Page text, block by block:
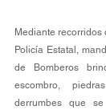
Mediante
Policía Estatal,
de Bomberos
escombro,
derrumbes que